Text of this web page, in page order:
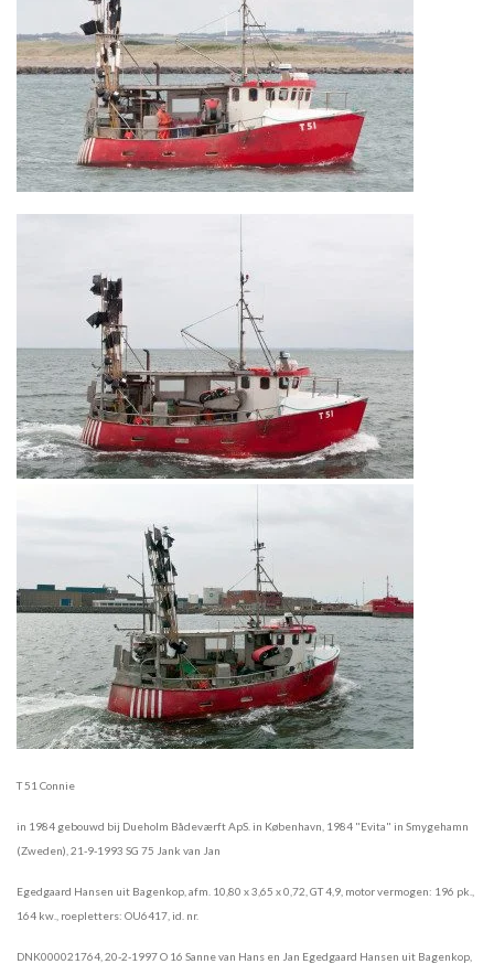
T 51 Connie
in 1984 gebouwd bij Dueholm Bådeværft ApS. in København, 1984 "Evita" in Smygehamn
(Zweden), 21-9-1993 SG 75 Jank van Jan
Egedgaard Hansen uit Bagenkop, afm. 10,80 x 3,65 x 0,72, GT 4,9, motor vermogen: 196 pk.,
164 kw., roepletters: OU6417, id. nr.
DNK000021764, 20-2-1997 O 16 Sanne van Hans en Jan Egedgaard Hansen uit Bagenkop,